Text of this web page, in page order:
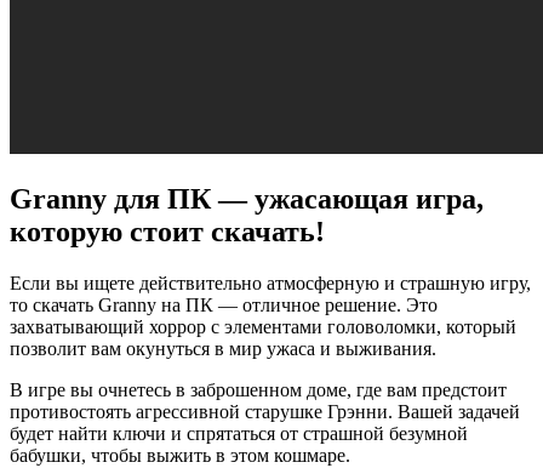
Granny для ПК — ужасающая игра,
которую стоит скачать!
Если вы ищете действительно атмосферную и страшную игру,
то скачать Granny на ПК — отличное решение. Это
захватывающий хоррор с элементами головоломки, который
позволит вам окунуться в мир ужаса и выживания.
В игре вы очнетесь в заброшенном доме, где вам предстоит
противостоять агрессивной старушке Грэнни. Вашей задачей
будет найти ключи и спрятаться от страшной безумной
бабушки, чтобы выжить в этом кошмаре.